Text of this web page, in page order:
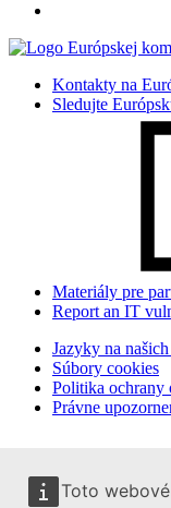
Toto
Kontakty na
Sledujte
Materiály pre
Report an IT
Jazyky na
Súbory cookies
Politika ochrany
Právne